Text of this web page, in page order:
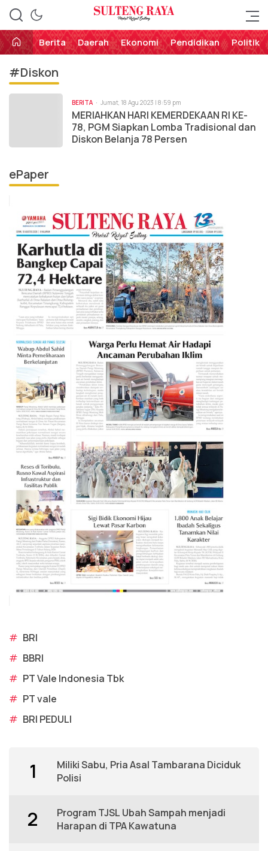
Sulteng Raya
Perekat Rakyat Sulteng
Berita
Daerah Ekonomi Pendidikan Politik
#Diskon
BERITA Jumat, 18 Agu 2023 | 8:59 pm
MERIAHKAN HARI KEMERDEKAAN RI KE-
78, PGM Siapkan Lomba Tradisional dan
Diskon Belanja 78 Persen
ePaper
# BRI
# BBRI
# PT Vale Indonesia Tbk
# PT vale
# BRI PEDULI
1
Miliki Sabu, Pria Asal Tambarana Diciduk
Polisi
2
Program TJSL Ubah Sampah menjadi
Harapan di TPA Kawatuna